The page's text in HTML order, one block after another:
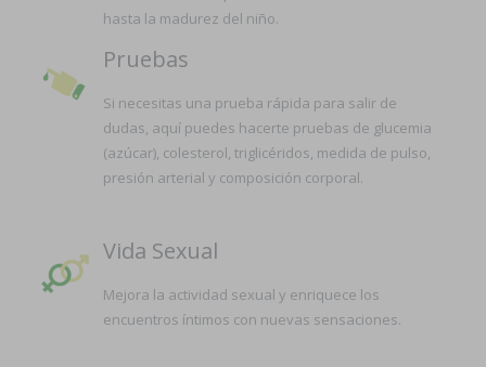
hasta la madurez del niño.
Pruebas
Si necesitas una prueba rápida para salir de
dudas, aquí puedes hacerte pruebas de glucemia
(azúcar), colesterol, triglicéridos, medida de pulso,
presión arterial y composición corporal.
Vida Sexual
Mejora la actividad sexual y enriquece los
encuentros íntimos con nuevas sensaciones.